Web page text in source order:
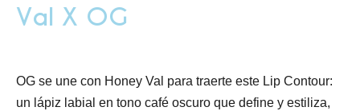
Val X OG
OG se une con Honey Val para traerte este Lip Contour:
un lápiz labial en tono café oscuro que define y estiliza,